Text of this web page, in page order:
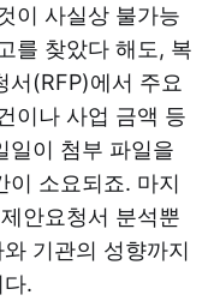
이 사실상 불가능
를 찾았다 해도, 복
서(RFP)에서 주요
이나 사업 금액 등
일이 첨부 파일을
이 소요되죠. 마지
안요청서 분석뿐
기관의 성향까지
.